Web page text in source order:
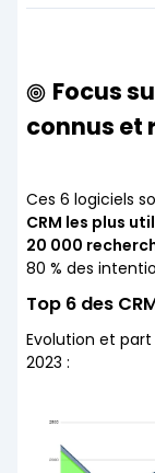
Focus
connus et
Ces 6 logiciels
CRM les plus
20 000
80 % des
Top 6 des
Evolution et
2023 :